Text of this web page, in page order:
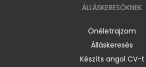
ÁLLÁSKERESŐKNEK
Önéletrajzom
Álláskeresés
Készíts angol CV-t